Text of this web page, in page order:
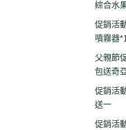
綜合水
促銷活
噴霧器
父親節
包送奇
促銷活
送一
促銷活